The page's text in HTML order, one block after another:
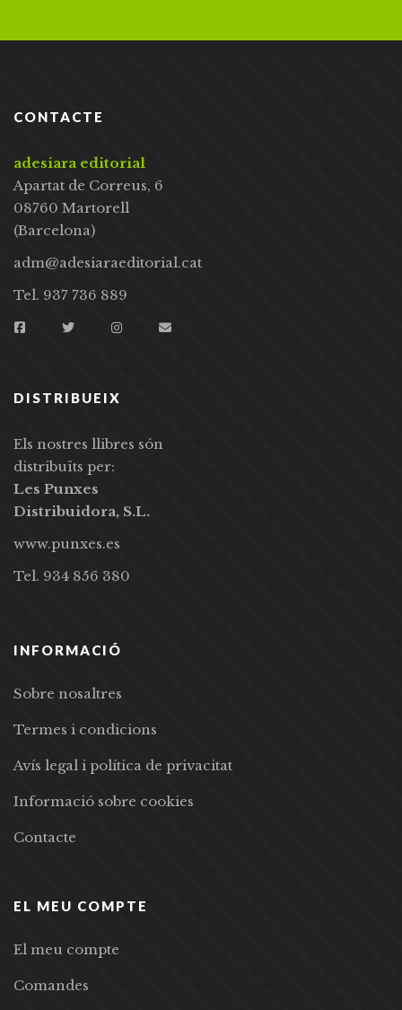
CONTACTE
adesiara editorial
Apartat de Correus, 6
08760 Martorell
(Barcelona)
adm@adesiaraeditorial.cat
Tel. 937 736 889
DISTRIBUEIX
Els nostres llibres són
distribuïts per:
Les Punxes
Distribuidora, S.L.
www.punxes.es
Tel. 934 856 380
INFORMACIÓ
Sobre nosaltres
Termes i condicions
Avís legal i política de privacitat
Informació sobre cookies
Contacte
EL MEU COMPTE
El meu compte
Comandes